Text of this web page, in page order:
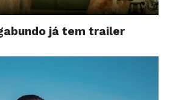
já tem trailer